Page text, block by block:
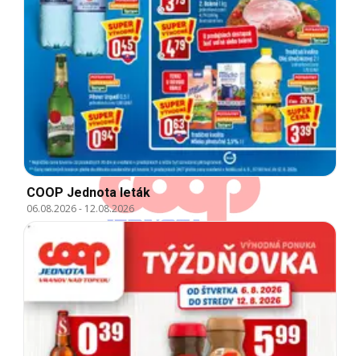
COOP Jednota leták
06.08.2026- 12.08.2026